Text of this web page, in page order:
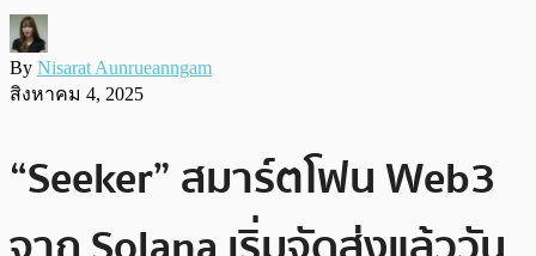
By Nisarat Aunrueanngam
สิงหาคม 4, 2025
“Seeker” สมาร์ตโฟน Web3